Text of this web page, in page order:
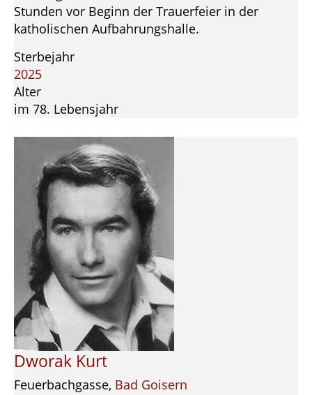
Stunden vor Beginn der Trauerfeier in der
katholischen Aufbahrungshalle.
Sterbejahr
2025
Alter
im 78. Lebensjahr
Dworak Kurt
Feuerbachgasse, Bad Goisern